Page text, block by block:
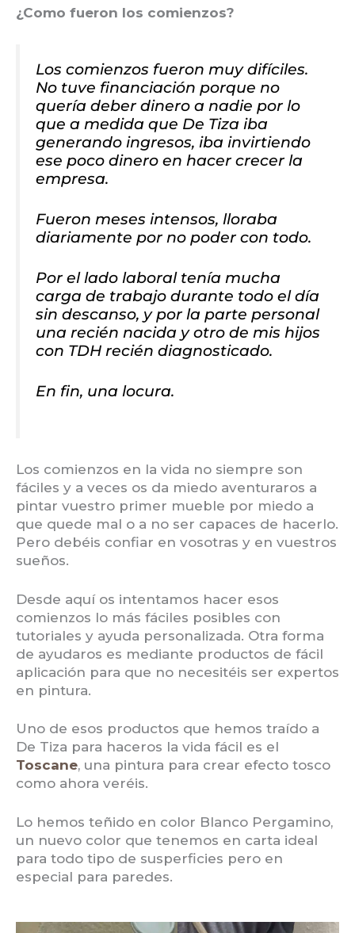
¿Como fueron los comienzos?
Los comienzos fueron muy difíciles.
No tuve financiación porque no
quería deber dinero a nadie por lo
que a medida que De Tiza iba
generando ingresos, iba invirtiendo
ese poco dinero en hacer crecer la
empresa.
Fueron meses intensos, lloraba
diariamente por no poder con todo.
Por el lado laboral tenía mucha
carga de trabajo durante todo el día
sin descanso, y por la parte personal
una recién nacida y otro de mis hijos
con TDH recién diagnosticado.
En fin, una locura.
Los comienzos en la vida no siempre son
fáciles y a veces os da miedo aventuraros a
pintar vuestro primer mueble por miedo a
que quede mal o a no ser capaces de hacerlo.
Pero debéis confiar en vosotras y en vuestros
sueños.
Desde aquí os intentamos hacer esos
comienzos lo más fáciles posibles con
tutoriales y ayuda personalizada. Otra forma
de ayudaros es mediante productos de fácil
aplicación para que no necesitéis ser expertos
en pintura.
Uno de esos productos que hemos traído a
De Tiza para haceros la vida fácil es el
Toscane, una pintura para crear efecto tosco
como ahora veréis.
Lo hemos teñido en color Blanco Pergamino,
un nuevo color que tenemos en carta ideal
para todo tipo de susperficies pero en
especial para paredes.